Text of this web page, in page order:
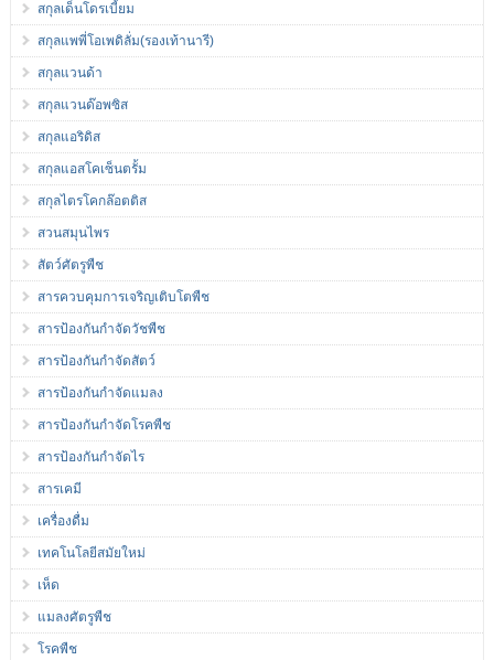
สกุลเด็นโดรเบี้ยม
สกุลแพพี่โอเพดิลั่ม(รองเท้านารี)
สกุลแวนด้า
สกุลแวนด๊อพซิส
สกุลแอริดิส
สกุลแอสโคเซ็นตรั้ม
สกุลไตรโคกล๊อตติส
สวนสมุนไพร
สัตว์ศัตรูพืช
สารควบคุมการเจริญเติบโตพืช
สารป้องกันกำจัดวัชพืช
สารป้องกันกำจัดสัตว์
สารป้องกันกำจัดแมลง
สารป้องกันกำจัดโรคพืช
สารป้องกันกำจัดไร
สารเคมี
เครื่องดื่ม
เทคโนโลยีสมัยใหม่
เห็ด
แมลงศัตรูพืช
โรคพืช